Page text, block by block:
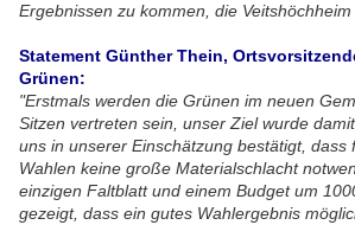
Ergebnissen zu kommen, die
Statement Günther Thein,
Grünen:
"Erstmals werden die Grünen im neuen
Sitzen vertreten sein, unser Ziel wurde
uns in unserer Einschätzung bestätigt, dass
Wahlen keine große Materialschlacht
einzigen Faltblatt und einem Budget um
gezeigt, dass ein gutes Wahlergebnis